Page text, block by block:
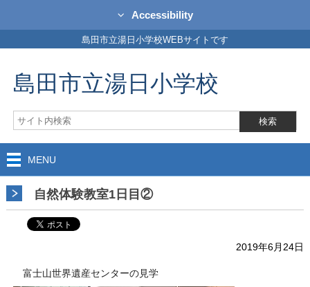
Accessibility
島田市立湯日小学校WEBサイトです
島田市立湯日小学校
MENU
自然体験教室1日目②
2019年6月24日
富士山世界遺産センターの見学